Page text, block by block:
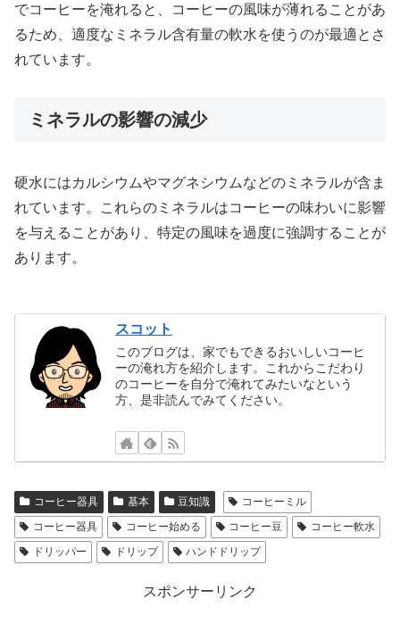
でコーヒーを淹れると、コーヒーの風味が薄れることがあ
るため、適度なミネラル含有量の軟水を使うのが最適とさ
れています。
ミネラルの影響の減少
硬水にはカルシウムやマグネシウムなどのミネラルが含ま
れています。これらのミネラルはコーヒーの味わいに影響
を与えることがあり、特定の風味を過度に強調することが
あります。
スコット
このブログは、家でもできるおいしいコーヒ
ーの淹れ方を紹介します。これからこだわり
のコーヒーを自分で淹れてみたいなという
方、是非読んでみてください。
コーヒー器具 基本 豆知識
コーヒーミル
コーヒー器具
コーヒー始める コーヒー豆
コーヒー軟水
ドリッパー
ドリップ ハンドドリップ
スポンサーリンク